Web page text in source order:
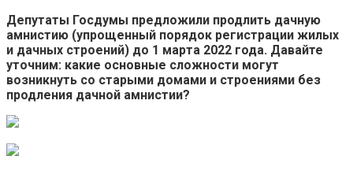
Депутаты Госдумы предложили продлить дачную
амнистию (упрощенный порядок регистрации жилых
и дачных строений) до 1 марта 2022 года. Давайте
уточним: какие основные сложности могут
возникнуть со старыми домами и строениями без
продления дачной амнистии?